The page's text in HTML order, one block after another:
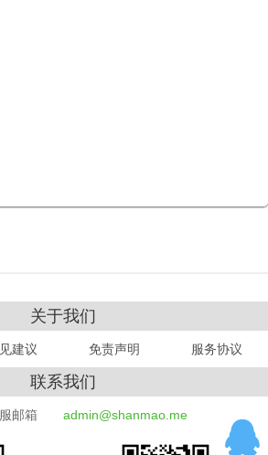
关于我们
建议 免责声明 服务协议
联系我们
邮箱 admin@shanmao.me